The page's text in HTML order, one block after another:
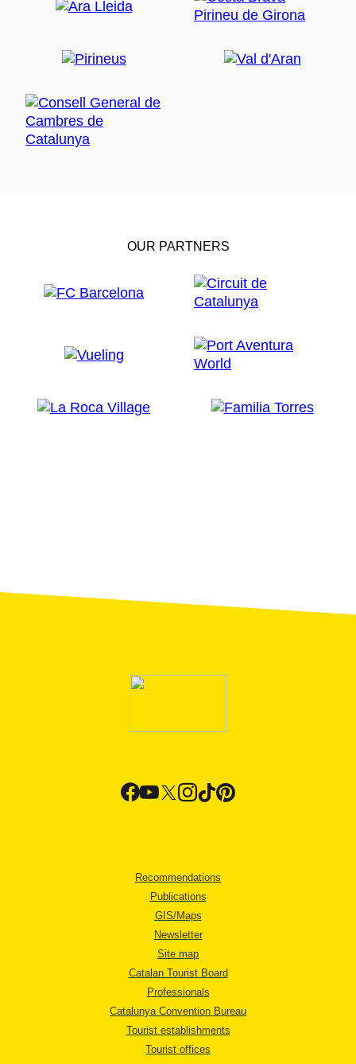
OUR PARTNERS
Recommendations
Publications
GIS/Maps
Newsletter
Site map
Catalan Tourist Board
Professionals
Catalunya Convention Bureau
Tourist establishments
Tourist offices